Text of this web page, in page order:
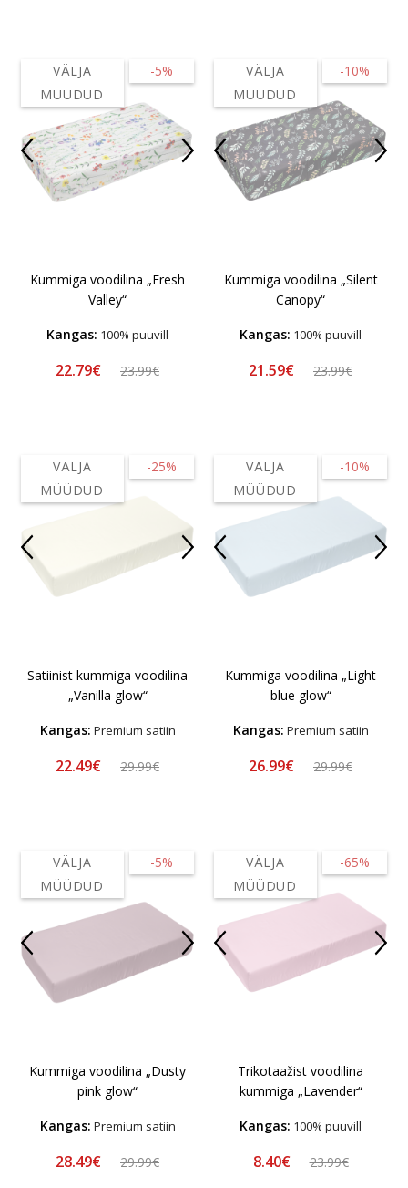
-5%
VÄLJA
MÜÜDUD
Kummiga voodilina „Fresh
Valley“
Kangas: 100% puuvill
22.79€ 23.99€
-10%
VÄLJA
MÜÜDUD
Kummiga voodilina „Silent
Canopy“
Kangas: 100% puuvill
21.59€ 23.99€
-25%
VÄLJA
MÜÜDUD
Satiinist kummiga voodilina
„Vanilla glow“
Kangas: Premium satiin
22.49€ 29.99€
-10%
VÄLJA
MÜÜDUD
Kummiga voodilina „Light
blue glow“
Kangas: Premium satiin
26.99€ 29.99€
-5%
VÄLJA
MÜÜDUD
Kummiga voodilina „Dusty
pink glow“
Kangas: Premium satiin
28.49€ 29.99€
-65%
VÄLJA
MÜÜDUD
Trikotaažist voodilina
kummiga „Lavender“
Kangas: 100% puuvill
8.40€ 23.99€